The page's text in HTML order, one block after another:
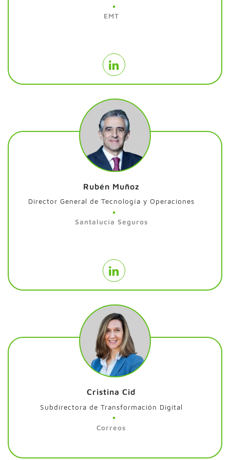
EMT
Rubén Muñoz
Director General de Tecnología y Operaciones
Santalucía Seguros
Cristina Cid
Subdirectora de Transformación Digital
Correos